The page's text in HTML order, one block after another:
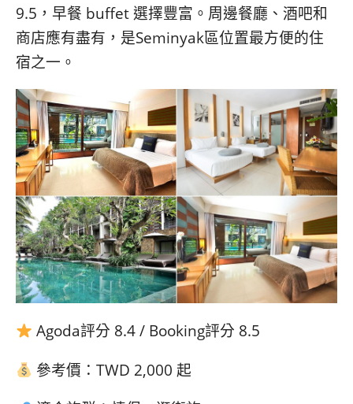
9.5，早餐 buffet 選擇豐富。周邊餐廳、酒吧和
商店應有盡有，是Seminyak區位置最方便的住
宿之一。
Agoda評分 8.4 / Booking評分 8.5
參考價：TWD 2,000 起